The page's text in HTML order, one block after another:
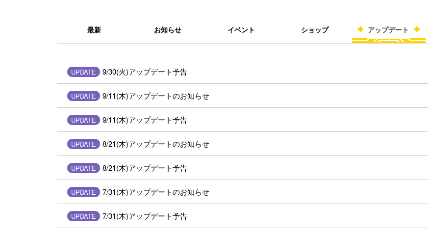
最新 お知らせ イベント ショップ アップデート
UPDATE 9/30(火)アップデート予告
UPDATE 9/11(木)アップデートのお知らせ
UPDATE 9/11(木)アップデート予告
UPDATE 8/21(木)アップデートのお知らせ
UPDATE 8/21(木)アップデート予告
UPDATE 7/31(木)アップデートのお知らせ
UPDATE 7/31(木)アップデート予告